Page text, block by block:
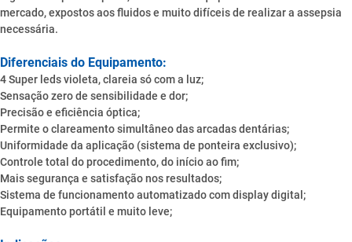
mercado, expostos aos fluidos e muito difíceis de realizar a assepsia
necessária.
Diferenciais do Equipamento:
4 Super leds violeta, clareia só com a luz;
Sensação zero de sensibilidade e dor;
Precisão e eficiência óptica;
Permite o clareamento simultâneo das arcadas dentárias;
Uniformidade da aplicação (sistema de ponteira exclusivo);
Controle total do procedimento, do início ao fim;
Mais segurança e satisfação nos resultados;
Sistema de funcionamento automatizado com display digital;
Equipamento portátil e muito leve;